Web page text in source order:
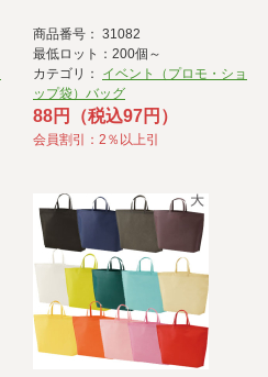
商品番号： 31082
最低ロット：200個～
カテゴリ： イベント（プロモ・ショ
ップ袋）バッグ
88円（税込97円）
会員割引：2％以上引